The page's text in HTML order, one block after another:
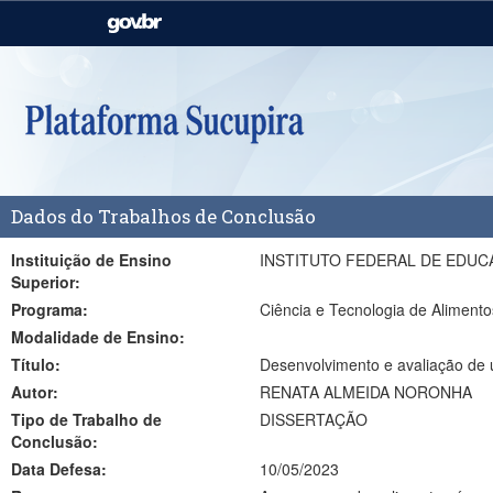
Casa Civil
Pecuária e Abastecimento
Dados do Trabalhos de Conclusão
Instituição de Ensino
Superior:
INSTITUTO FEDERAL DE
Programa:
Ciência e Tecnologia de
Modalidade de Ensino:
Título:
Desenvolvimento e avaliação
Autor:
RENATA ALMEIDA NORONHA
Tipo de Trabalho de
Conclusão:
DISSERTAÇÃO
Data Defesa:
10/05/2023